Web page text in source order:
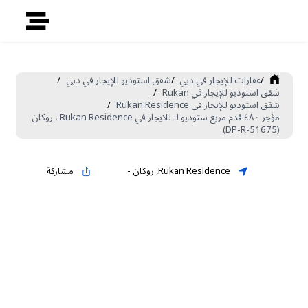
/عقارات للإيجار في دبي /شقق استوديو للإيجار في دبي /
شقق استوديو للإيجار في Rukan /
شقق استوديو للإيجار في Rukan Residence /
مؤجر ٤٨٠ قدم مربع ستوديو لـ للايجار في Rukan Residence ، روكان
(DP-R-51675)
Rukan Residence
,روكان- مشاركة